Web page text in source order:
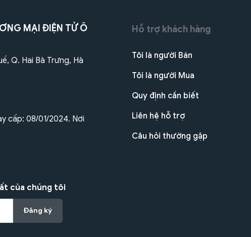
MẠI ĐIỆN TỬ Ô
Q. Hai Bà Trưng, Hà
cấp: 08/01/2024. Nơi
của chúng tôi
Đăng ký
Hỗ trợ khách hàng
Tôi là người Bán
Tôi là người Mua
Quy định cần biết
Liên hệ hỗ trợ
Câu hỏi thường gặp